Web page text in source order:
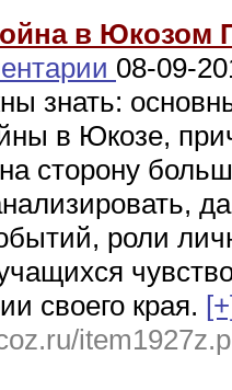
в
08-09-
знать:
в Юкозе,
сторону
роли
своего края.